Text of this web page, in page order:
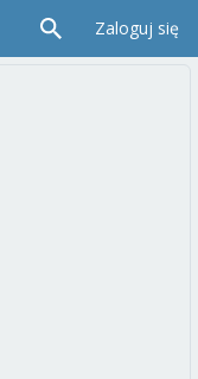
Zaloguj się